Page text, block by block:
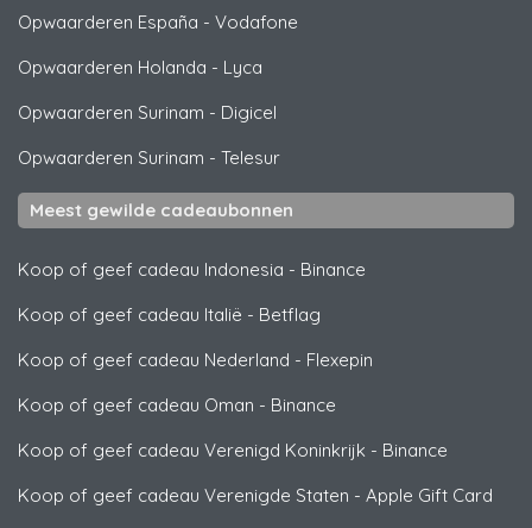
Opwaarderen España - Vodafone
Opwaarderen Holanda - Lyca
Opwaarderen Surinam - Digicel
Opwaarderen Surinam - Telesur
Meest gewilde cadeaubonnen
Koop of geef cadeau Indonesia - Binance
Koop of geef cadeau Italië - Betflag
Koop of geef cadeau Nederland - Flexepin
Koop of geef cadeau Oman - Binance
Koop of geef cadeau Verenigd Koninkrijk - Binance
Koop of geef cadeau Verenigde Staten - Apple Gift Card